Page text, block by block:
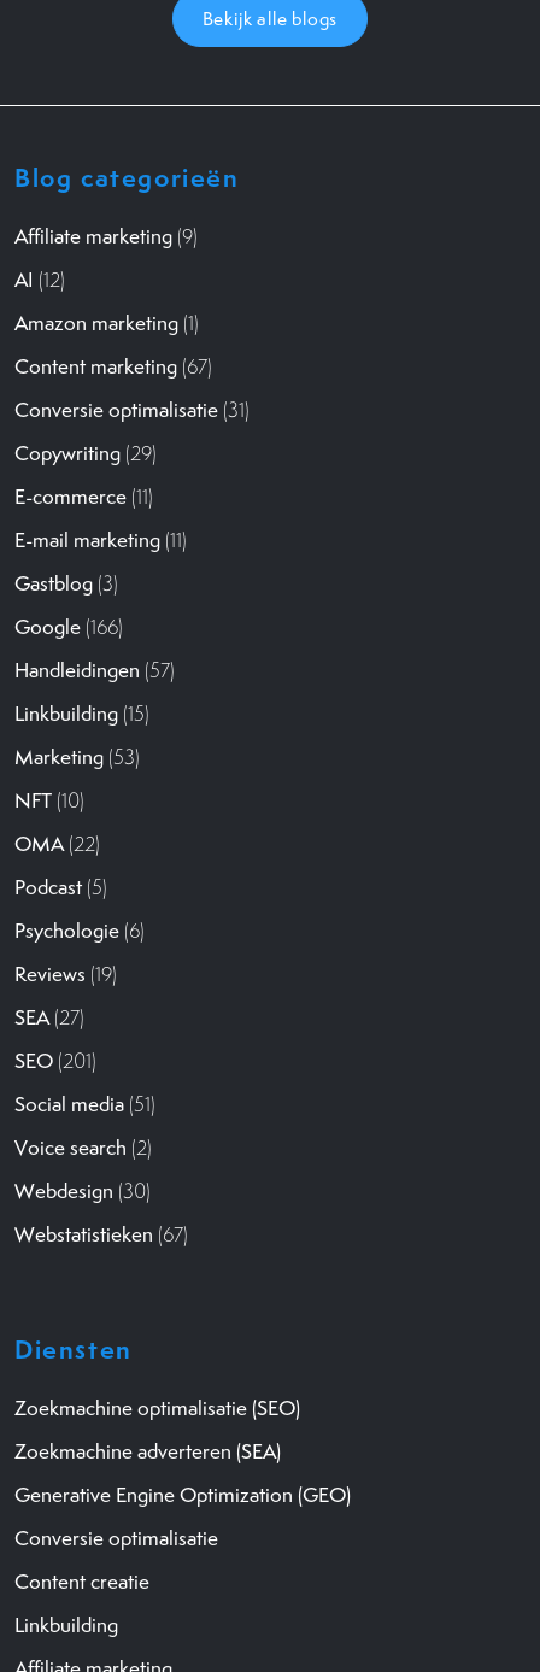
Bekijk alle blogs
Blog categorieën
Affiliate marketing (9)
AI (12)
Amazon marketing (1)
Content marketing (67)
Conversie optimalisatie (31)
Copywriting (29)
E-commerce (11)
E-mail marketing (11)
Gastblog (3)
Google (166)
Handleidingen (57)
Linkbuilding (15)
Marketing (53)
NFT (10)
OMA(22)
Podcast (5)
Psychologie (6)
Reviews (19)
SEA(27)
SEO (201)
Social media (51)
Voice search (2)
Webdesign (30)
Webstatistieken (67)
Diensten
Zoekmachine optimalisatie (SEO)
Zoekmachine adverteren (SEA)
Generative Engine Optimization (GEO)
Conversie optimalisatie
Content creatie
Linkbuilding